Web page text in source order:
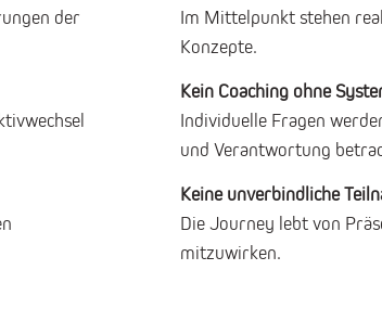
der
Im Mittelpunkt stehen
Konzepte.
Kein Coaching ohne
Individuelle Fragen
und Verantwortung
Keine unverbindliche
Die Journey lebt von
mitzuwirken.